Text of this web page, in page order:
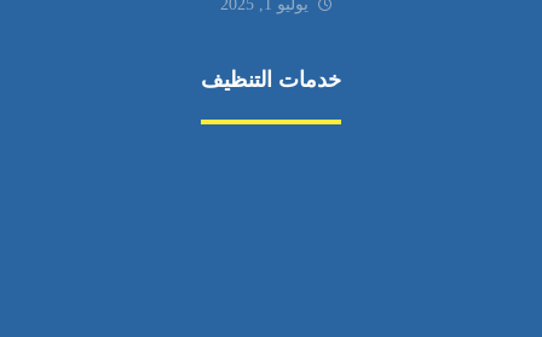
يوليو 1, 2025
خدمات التنظيف